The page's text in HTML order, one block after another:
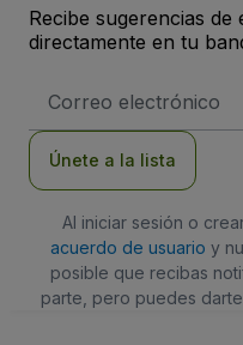
Recibe sugerencias
directamente en tu
de
Únete a la lista
Al iniciar sesión o
acuerdo de usuario y
posible que recibas
parte, pero puedes